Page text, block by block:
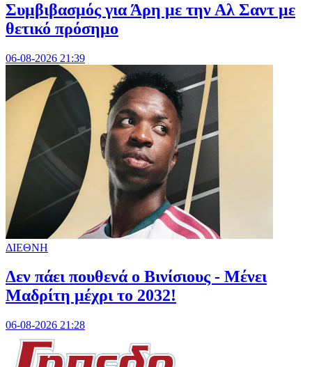
Συμβιβασμός για Άρη με την Αλ Σαντ με
θετικό πρόσημο
06-08-2026 21:39
ΔΙΕΘΝΗ
Δεν πάει πουθενά ο Βινίσιους - Μένει
Μαδρίτη μέχρι το 2032!
06-08-2026 21:28